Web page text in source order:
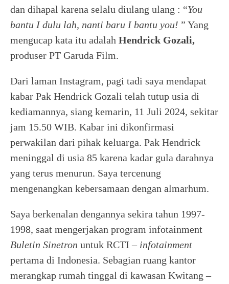
dan dihapal karena selalu diulang ulang : “You
bantu I dulu lah, nanti baru I bantu you! ” Yang
mengucap kata itu adalah Hendrick Gozali,
produser PT Garuda Film.
Dari laman Instagram, pagi tadi saya mendapat
kabar Pak Hendrick Gozali telah tutup usia di
kediamannya, siang kemarin, 11 Juli 2024, sekitar
jam 15.50 WIB. Kabar ini dikonfirmasi
perwakilan dari pihak keluarga. Pak Hendrick
meninggal di usia 85 karena kadar gula darahnya
yang terus menurun. Saya tercenung
mengenangkan kebersamaan dengan almarhum.
Saya berkenalan dengannya sekira tahun 1997-
1998, saat mengerjakan program infotainment
Buletin Sinetron untuk RCTI – infotainment
pertama di Indonesia. Sebagian ruang kantor
merangkap rumah tinggal di kawasan Kwitang –